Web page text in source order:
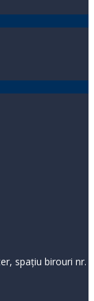
spaţiu birouri nr.